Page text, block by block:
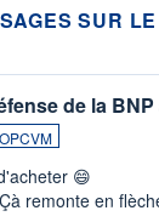
SUR
de la
😄​
remonte en